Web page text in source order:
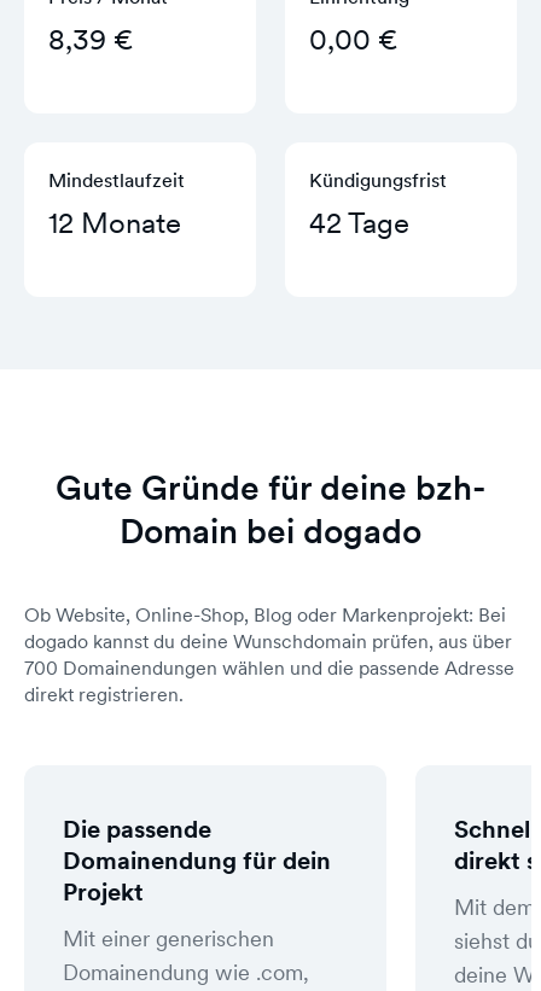
8,39 € 0,00 €
Mindestlaufzeit
12 Monate
Kündigungs­frist
42 Tage
Gute Gründe für deine bzh-
Domain bei dogado
Ob Website, Online-Shop, Blog oder Markenprojekt: Bei
dogado kannst du deine Wunschdomain prüfen, aus über
700 Domainendungen wählen und die passende Adresse
direkt registrieren.
Die passende
Domainendung für dein
Projekt
Mit einer generischen
Domainendung wie .com,
direkt
Mit dem
siehst
deine